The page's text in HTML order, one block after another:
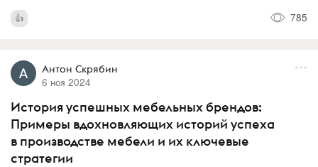
785
Антон Скрябин
6 ноя 2024
История успешных мебельных брендов:
Примеры вдохновляющих историй успеха
в производстве мебели и их ключевые
стратегии